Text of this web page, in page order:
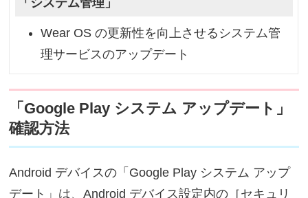
「システム管理」
Wear OS の更新性を向上させるシステム管
理サービスのアップデート
「Google Play システム アップデート」
確認方法
Android デバイスの「Google Play システム アップ
デート」は、Android デバイス設定内の［セキュリ